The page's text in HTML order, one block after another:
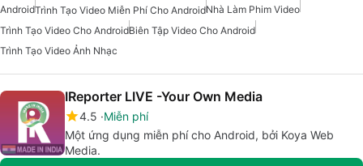
AndroidTrình Tạo Video Miễn Phí Cho AndroidNhà Làm Phim Video
Trình Tạo Video Cho AndroidBiên Tập Video Cho Android
Trình Tạo Video Ảnh Nhạc
IReporter LIVE -Your Own Media
4.5 Miễn phí
Một ứng dụng miễn phí cho Android, bởi Koya Web
Media.